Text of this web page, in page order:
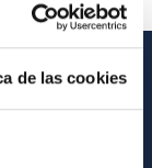
de las cookies